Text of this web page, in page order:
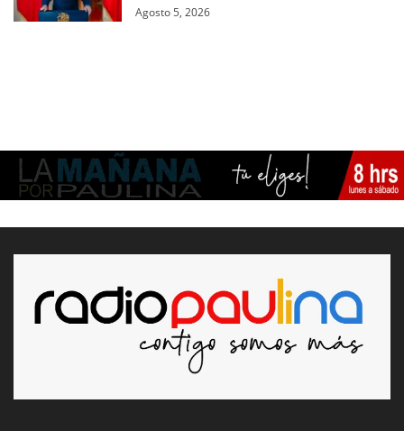
Agosto 5, 2026